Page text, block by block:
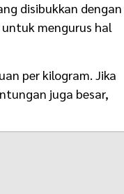
disibukkan dengan
mengurus hal
per kilogram. Jika
juga besar,